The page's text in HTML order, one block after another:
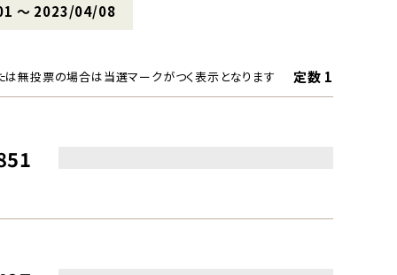
〜 2023/04/08
無投票の場合は当選マークがつく表示となります 定数 1